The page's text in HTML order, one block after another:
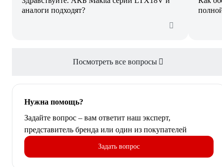
аналоги подходят?
Посмотреть все вопросы
Нужна помощь?
Задайте вопрос – вам ответит наш эксперт,
представитель бренда или один из покупателей
Задать вопрос